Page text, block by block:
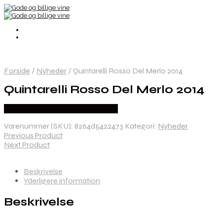
Forside / Nyheder / Quintarelli Rosso Del Merlo 2014
Quintarelli Rosso Del Merlo 2014
Varenummer (SKU): 8264d5422473 Kategori: Nyheder
Previous Product
Next Product
Beskrivelse
Yderligere information
Beskrivelse